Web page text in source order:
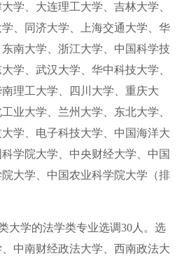
学、大连理工大学、吉林大学、
、同济大学、上海交通大学、华
南大学、浙江大学、中国科学技
学、武汉大学、华中科技大学、
理工大学、四川大学、重庆大
业大学、兰州大学、东北大学、
学、电子科技大学、中国海洋大
学院大学、中央财经大学、中国
大学、中国农业科学院大学（排
学的法学类专业选调30人。选
中南财经政法大学、西南政法大